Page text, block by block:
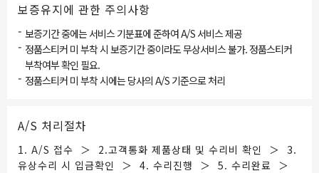
보증유지에 관한 주의사항
- 보증기간 중에는 서비스 기분표에 준하여 A/S 서비스 제공
- 정품스티커 미 부착 시 보증기간 중이라도 무상서비스 불가. 정품스티커
부착여부 확인 필요.
- 정품스티커 미 부착 시에는 당사의 A/S 기준으로 처리
A/S 처리절차
1. A/S 접수 ＞ 2.고객통화 제품상태 및 수리비 확인 ＞ 3.
유상수리 시 입금확인 ＞ 4. 수리진행 ＞ 5. 수리완료 ＞